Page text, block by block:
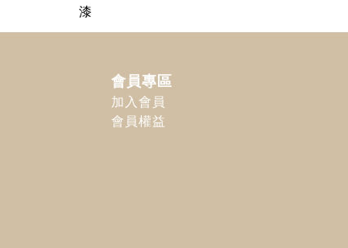
漆
會員專區
加入會員
會員權益